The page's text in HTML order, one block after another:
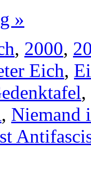
»
, 2000,
Eich,
,
, Niemand